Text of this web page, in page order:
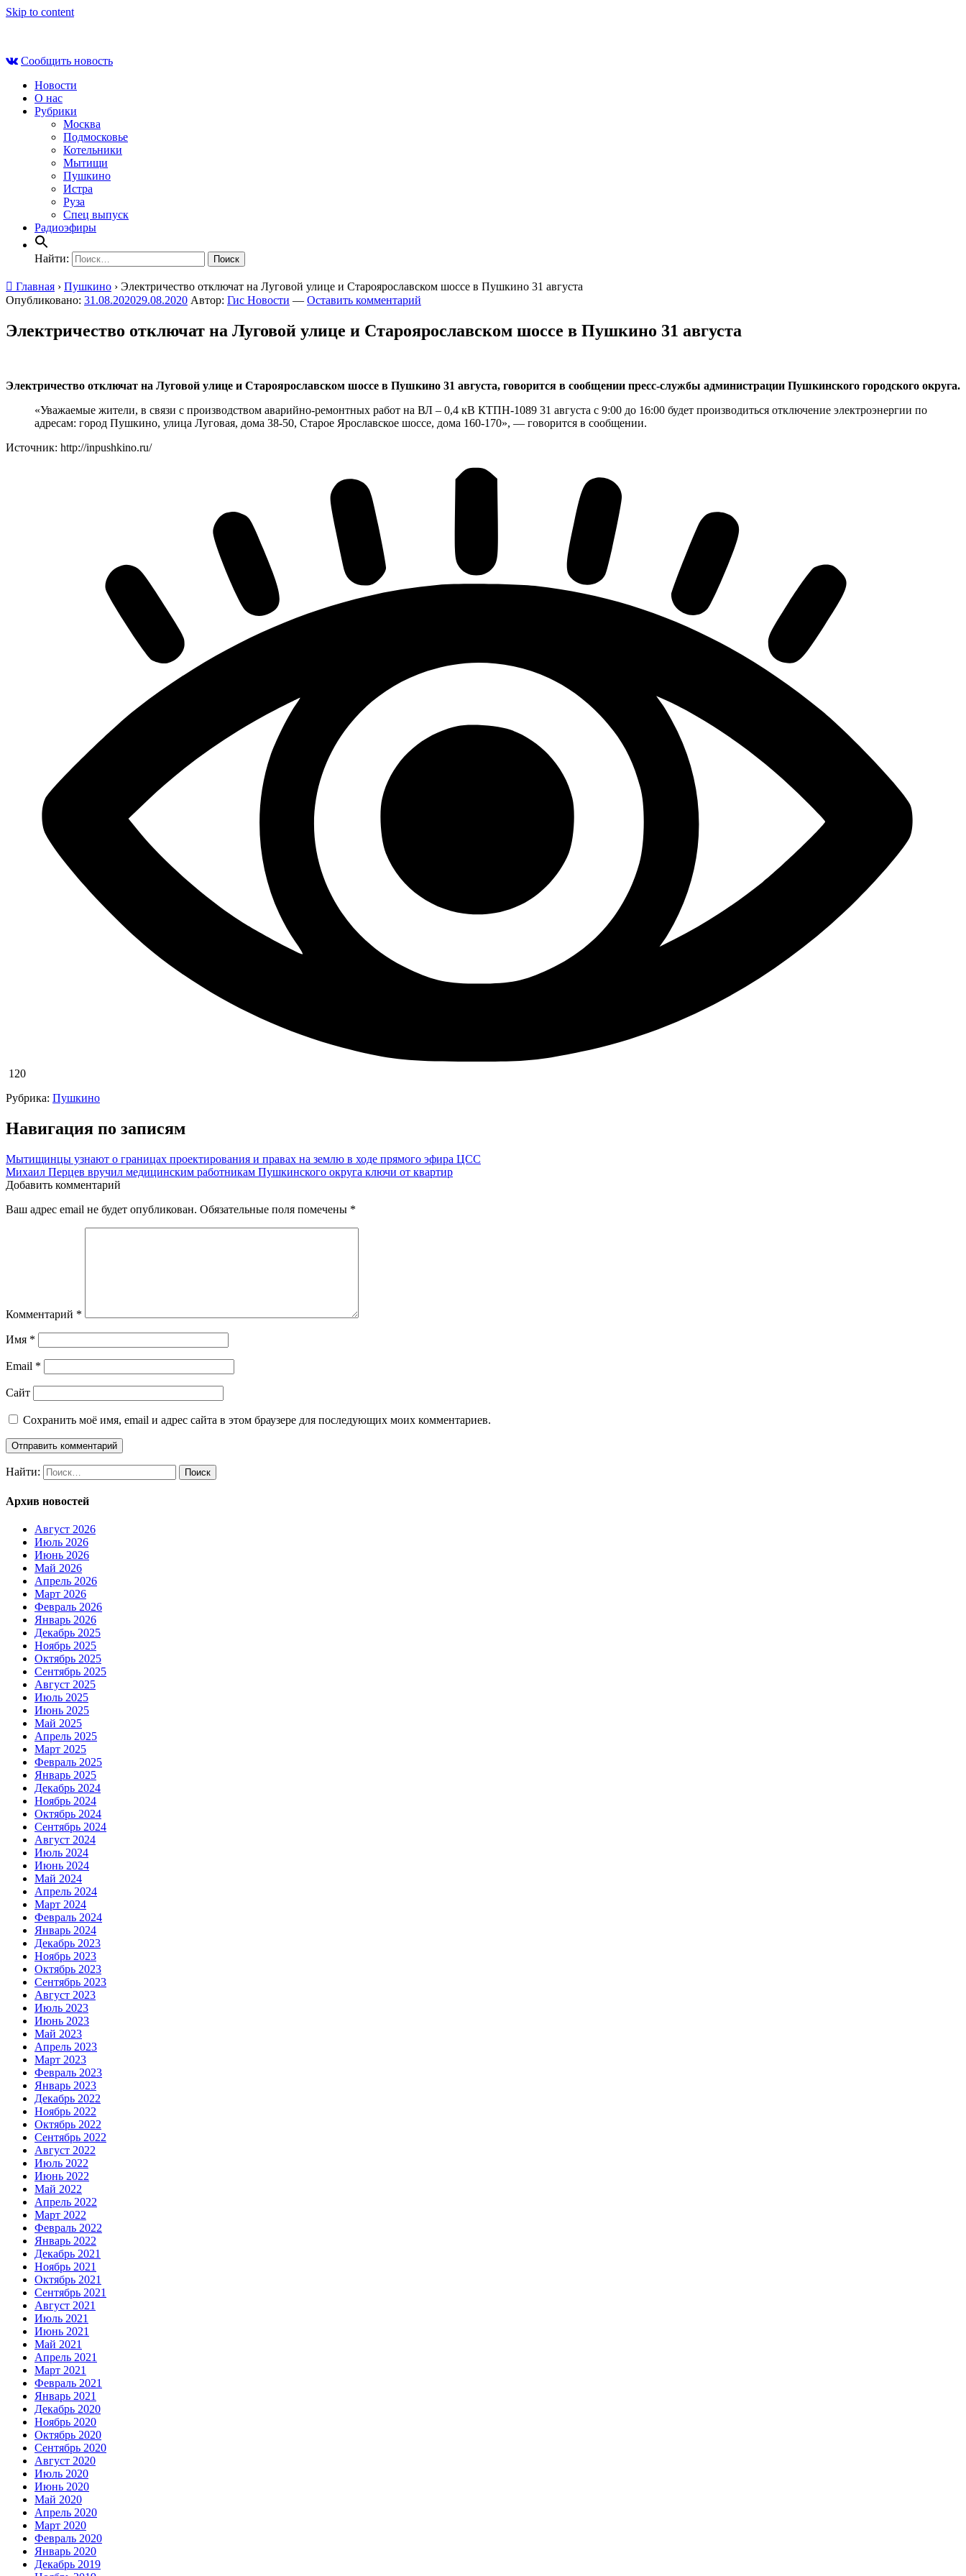
Skip to content
Сообщить новость
Новости
О нас
Рубрики
Москва
Подмосковье
Котельники
Мытищи
Пушкино
Истра
Руза
Спец выпуск
Радиоэфиры
Найти:
Главная › Пушкино › Электричество отключат на Луговой улице и Староярославском шоссе в Пушкино 31 августа
Опубликовано: 31.08.202029.08.2020 Автор: Гис Новости — Оставить комментарий
Электричество отключат на Луговой улице и Староярославском шоссе в Пушкино 31 августа
Электричество отключат на Луговой улице и Староярославском шоссе в Пушкино 31 августа, говорится в сообщении пресс-службы администрации Пушкинского городского округа.
«Уважаемые жители, в связи с производством аварийно-ремонтных работ на ВЛ – 0,4 кВ КТПН-1089 31 августа с 9:00 до 16:00 будет производиться отключение электроэнергии по
адресам: город Пушкино, улица Луговая, дома 38-50, Старое Ярославское шоссе, дома 160-170», — говорится в сообщении.
Источник: http://inpushkino.ru/
120
Рубрика: Пушкино
Навигация по записям
Мытищинцы узнают о границах проектирования и правах на землю в ходе прямого эфира ЦСС
Михаил Перцев вручил медицинским работникам Пушкинского округа ключи от квартир
Добавить комментарий
Ваш адрес email не будет опубликован. Обязательные поля помечены *
Комментарий *
Имя *
Email *
Сайт
Сохранить моё имя, email и адрес сайта в этом браузере для последующих моих комментариев.
Найти:
Архив новостей
Август 2026
Июль 2026
Июнь 2026
Май 2026
Апрель 2026
Март 2026
Февраль 2026
Январь 2026
Декабрь 2025
Ноябрь 2025
Октябрь 2025
Сентябрь 2025
Август 2025
Июль 2025
Июнь 2025
Май 2025
Апрель 2025
Март 2025
Февраль 2025
Январь 2025
Декабрь 2024
Ноябрь 2024
Октябрь 2024
Сентябрь 2024
Август 2024
Июль 2024
Июнь 2024
Май 2024
Апрель 2024
Март 2024
Февраль 2024
Январь 2024
Декабрь 2023
Ноябрь 2023
Октябрь 2023
Сентябрь 2023
Август 2023
Июль 2023
Июнь 2023
Май 2023
Апрель 2023
Март 2023
Февраль 2023
Январь 2023
Декабрь 2022
Ноябрь 2022
Октябрь 2022
Сентябрь 2022
Август 2022
Июль 2022
Июнь 2022
Май 2022
Апрель 2022
Март 2022
Февраль 2022
Январь 2022
Декабрь 2021
Ноябрь 2021
Октябрь 2021
Сентябрь 2021
Август 2021
Июль 2021
Июнь 2021
Май 2021
Апрель 2021
Март 2021
Февраль 2021
Январь 2021
Декабрь 2020
Ноябрь 2020
Октябрь 2020
Сентябрь 2020
Август 2020
Июль 2020
Июнь 2020
Май 2020
Апрель 2020
Март 2020
Февраль 2020
Январь 2020
Декабрь 2019